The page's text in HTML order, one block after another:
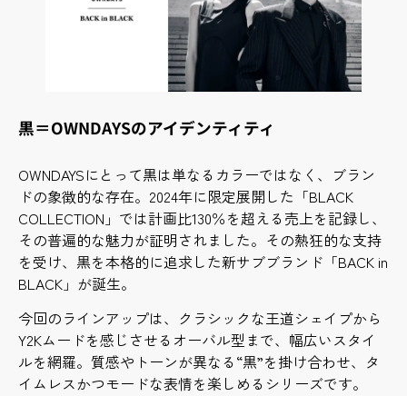
黒＝OWNDAYSのアイデンティティ
OWNDAYSにとって黒は単なるカラーではなく、ブラン
ドの象徴的な存在。2024年に限定展開した「BLACK
COLLECTION」では計画比130％を超える売上を記録し、
その普遍的な魅力が証明されました。その熱狂的な支持
を受け、黒を本格的に追求した新サブブランド「BACK in
BLACK」が誕生。
今回のラインアップは、クラシックな王道シェイプから
Y2Kムードを感じさせるオーバル型まで、幅広いスタイ
ルを網羅。質感やトーンが異なる“黒”を掛け合わせ、タ
イムレスかつモードな表情を楽しめるシリーズです。